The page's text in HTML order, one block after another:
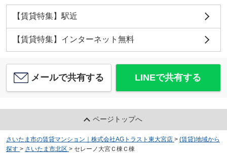
【賃貸特集】駅近
【賃貸特集】インターネット無料
メールで共有する LINEで共有する
ページトップへ
さいたま市の賃貸マンション｜株式会社AGトラスト東大宮店 > (賃貸)地域から
探す > さいたま市北区 > セレーノ大宮Ｃ棟Ｃ棟